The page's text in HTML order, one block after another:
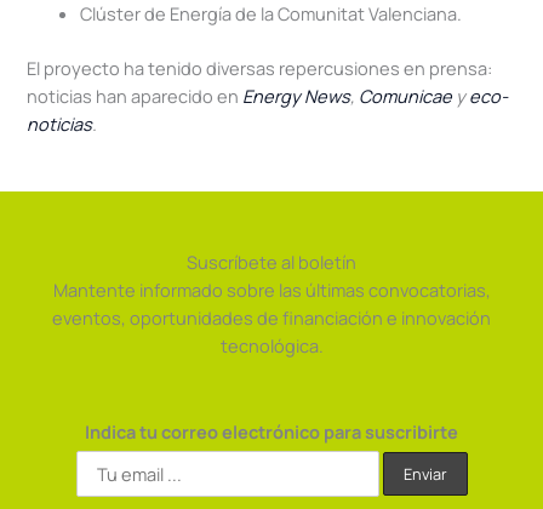
Clúster de Energía de la Comunitat Valenciana.
El proyecto ha tenido diversas repercusiones en prensa:
noticias han aparecido en Energy News, Comunicae yeco-
noticias.
Suscríbete al boletín
Mantente informado sobre las últimas convocatorias,
eventos, oportunidades de financiación e innovación
tecnológica.
Indica tu correo electrónico para suscribirte